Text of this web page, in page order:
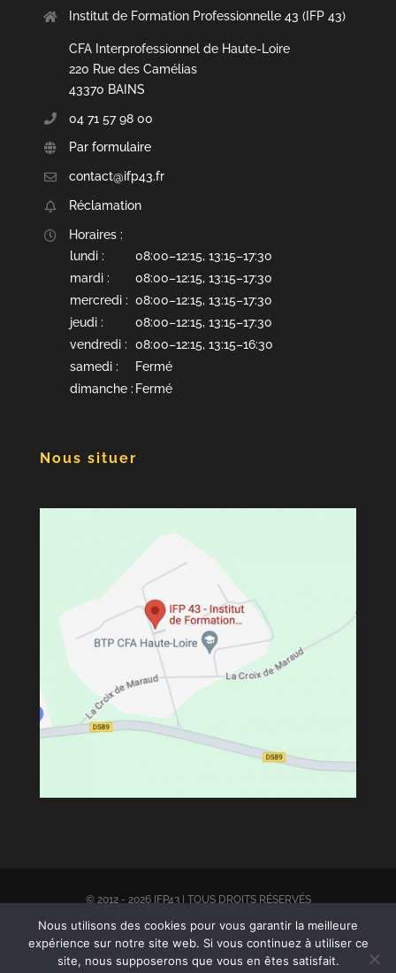
Institut de Formation Professionnelle 43 (IFP 43)
CFA Interprofessionnel de Haute-Loire
220 Rue des Camélias
43370 BAINS
04 71 57 98 00
Par formulaire
contact@ifp43.fr
Réclamation
Horaires :
lundi :
08:00–12:15, 13:15–17:30
mardi :
08:00–12:15, 13:15–17:30
mercredi : 08:00–12:15, 13:15–17:30
jeudi :
08:00–12:15, 13:15–17:30
vendredi :
08:00–12:15, 13:15–16:30
samedi :
Fermé
dimanche : Fermé
Nous situer
© 2012 - 2026 IFP43 | TOUS DROITS RÉSERVÉS
PLAN DU SITE |MENTION LÈGALES| CGV| RGPD| CONCEPTION BY
DRONE EVASION
Nous utilisons des cookies pour vous garantir la meilleure
expérience sur notre site web. Si vous continuez à utiliser ce
site, nous supposerons que vous en êtes satisfait.